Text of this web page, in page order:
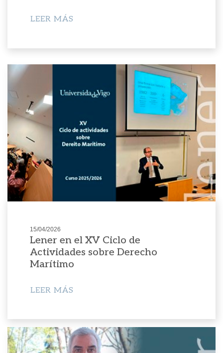
LEER MÁS
15/04/2026
Lener en el XV Ciclo de
Actividades sobre Derecho
Marítimo
LEER MÁS